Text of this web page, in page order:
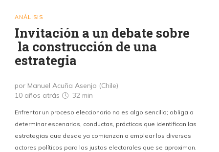
ANÁLISIS
Invitación a un debate sobre
la construcción de una
estrategia
por Manuel Acuña Asenjo (Chile)
10 años atrás
32 min
Enfrentar un proceso eleccionario no es algo sencillo; obliga a
determinar escenarios, conductas, prácticas que identifican las
estrategias que desde ya comienzan a emplear los diversos
actores políticos para las justas electorales que se aproximan.